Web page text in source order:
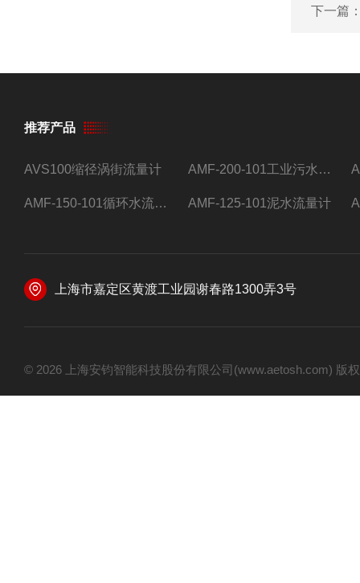
下一篇
推荐产品
AVS100缩径涡街流量计 AMF-200-101工业污水流量计
AMF-150-101循环水流量计,电磁流量计 AMF-125-101泥水流量计
上海市嘉定区黄渡工业园谢春路1300弄3号
© 2026 上海安钧智能科技股份有限公司(www.aetosh.com)